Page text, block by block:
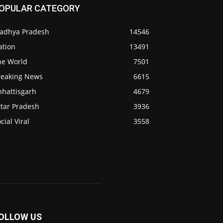
CATEGORY
Pradesh
14546
13491
World
7501
News
6615
4679
Pradesh
3936
Viral
3558
US